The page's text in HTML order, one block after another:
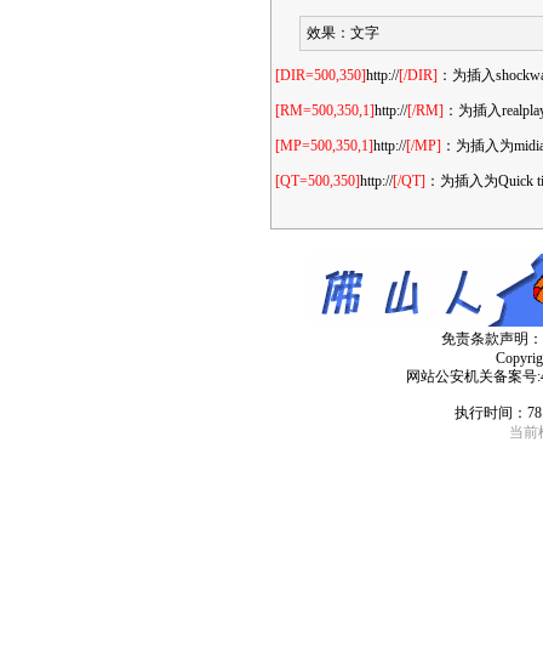
效果： 文字
[DIR=500,350]http://[/DIR] ：为插入
[RM=500,350,1]http://[/RM] ：为插入
[MP=500,350,1]http://[/MP] ：为插入为
[QT=500,350]http://[/QT] ：为插入为Quick
免责条款声明
网站公安机关备案号
执行时间：
当前